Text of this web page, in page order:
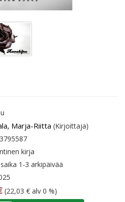
Marja-Riitta (Kirjoittaja)
kirja
1-3 arkipäivää
(22,03 € alv 0 %)